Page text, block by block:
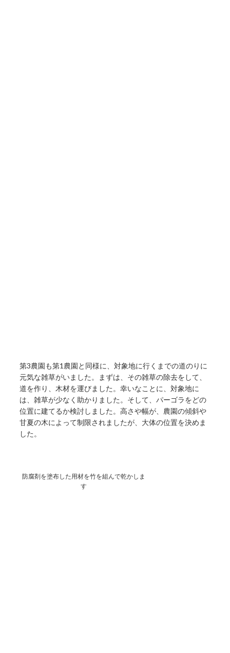
第3農園も第1農園と同様に、対象地に行くまでの道のりに
元気な雑草がいました。まずは、その雑草の除去をして、
道を作り、木材を運びました。幸いなことに、対象地に
は、雑草が少なく助かりました。そして、パーゴラをどの
位置に建てるか検討しました。高さや幅が、農園の傾斜や
甘夏の木によって制限されましたが、大体の位置を決めま
した。
防腐剤を塗布した用材を竹を組んで乾かしま
す